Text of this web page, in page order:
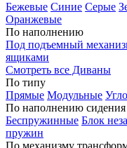
Бежевые Синие Серые
Оранжевые
По наполнению
Под подъемный
ящиками
Смотреть все Диваны
По типу
Прямые Модульные
По наполнению сидения
Беспружинные Блок
пружин
По механизму